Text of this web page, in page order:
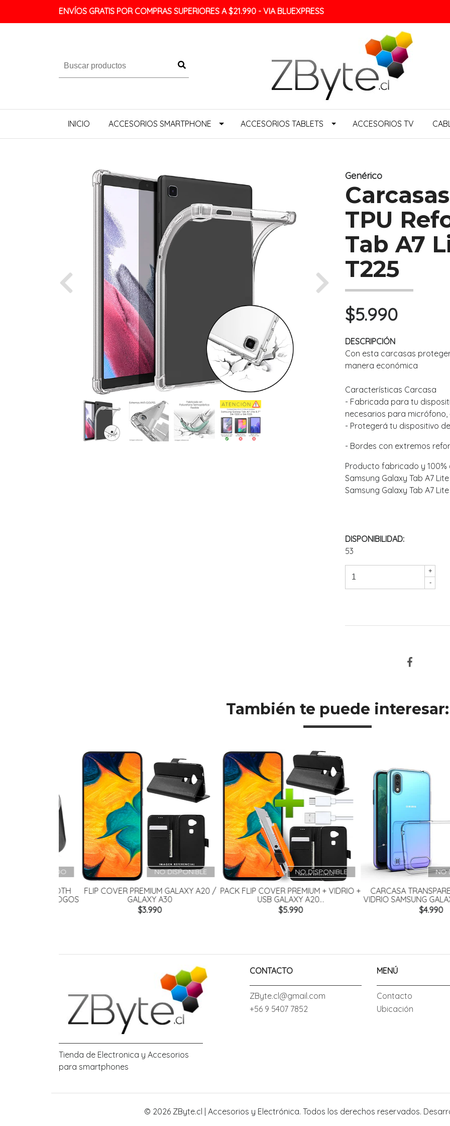
ENVÍOS GRATIS POR COMPRAS SUPERIORES A $21.990 - VIA BLUEXPRESS
INICIO ACCESORIOS SMARTPHONE ACCESORIOS TABLETS ACCESORIOS TV
Previous Next
Genérico
TPU
Tab A7
T225
$5.990
DESCRIPCIÓN
Con esta carcasas
manera económica
Características Carcasa
- Fabricada para tu
necesarios para
- Protegerá tu dispositivo
- Bordes con extremos
Producto fabricado y 100%
Samsung Galaxy Tab A7
Samsung Galaxy Tab A7 Lite
DISPONIBILIDAD:
53
+
-
También te puede interesar:
NO DISPONIBLE
FLIP COVER PREMIUM GALAXY A20 /
GALAXY A30
$3.990
NO DISPONIBLE
PACK FLIP COVER PREMIUM + VIDRIO +
USB GALAXY A20...
$5.990
NO
CARCASA TRANSPARENTE
VIDRIO SAMSUNG GALAXY
$4.990
Tienda de Electronica y Accesorios
para smartphones
CONTACTO
ZByte.cl@gmail.com
+56 9 5407 7852
MENÚ
Contacto
Ubicación
© 2026 ZByte.cl | Accesorios y Electrónica. Todos los derechos reservados.